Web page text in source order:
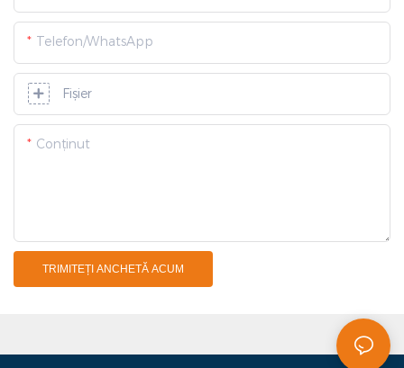
Telefon/WhatsApp
Fişier
Conţinut
TRIMITEȚI ANCHETĂ ACUM